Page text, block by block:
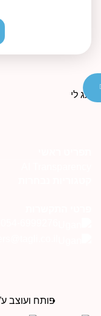
פותח ועוצב ע”י Elevate